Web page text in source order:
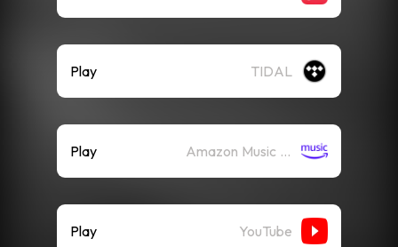
Play TIDAL
Play Amazon Music (Streaming)
Play YouTube